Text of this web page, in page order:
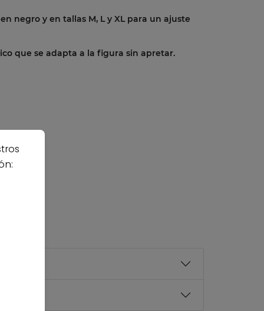
negro y en tallas M, L y XL para un ajuste
que se adapta a la figura sin apretar.